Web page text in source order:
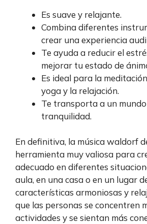
Es suave y relajante.
Combina diferentes
crear una experiencia
Te ayuda a reducir el
mejorar tu estado de
Es ideal para la
yoga y la relajación.
Te transporta a un
tranquilidad.
En definitiva, la música waldorf
herramienta muy valiosa para
adecuado en diferentes
aula, en una casa o en un lugar
características armoniosas y
que las personas se concentren
actividades y se sientan más